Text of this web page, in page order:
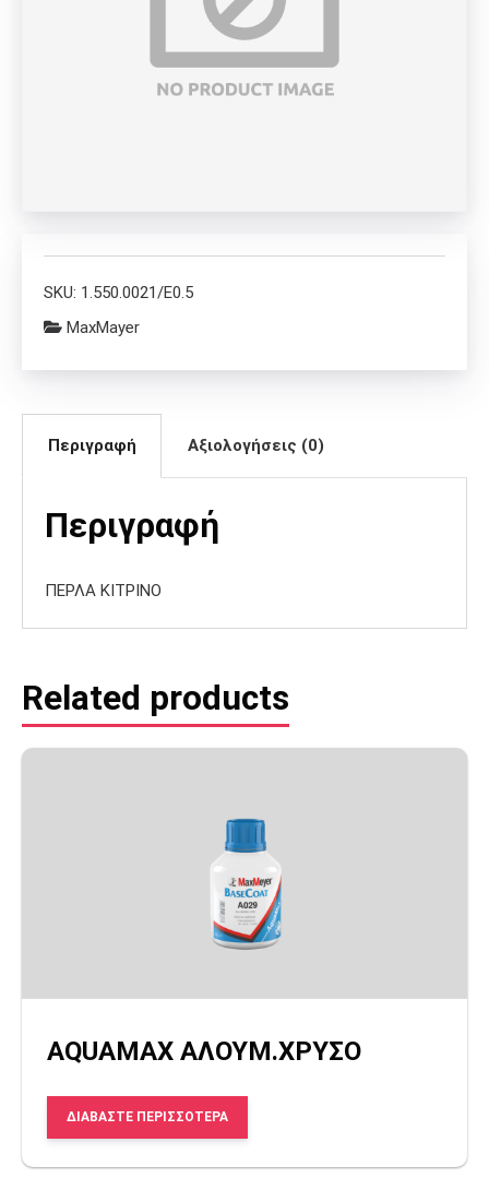
SKU: 1.550.0021/E0.5
MaxMayer
Περιγραφή Αξιολογήσεις (0)
Περιγραφή
ΠΕΡΛΑ ΚΙΤΡΙΝΟ
Related products
AQUAMΑΧ ΑΛΟΥΜ.ΧΡΥΣΟ
ΔΙΑΒΆΣΤΕ ΠΕΡΙΣΣΌΤΕΡΑ